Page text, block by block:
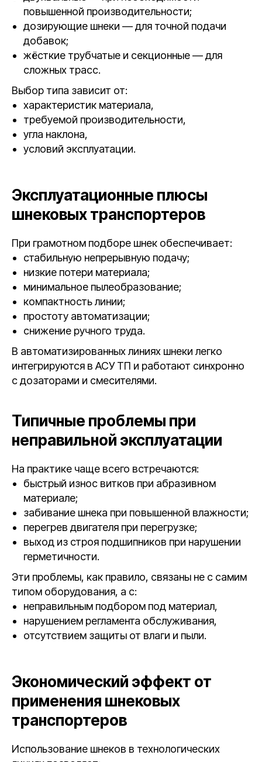
повышенной производительности;
дозирующие шнеки — для точной подачи
добавок;
жёсткие трубчатые и секционные — для
сложных трасс.
Выбор типа зависит от:
характеристик материала,
требуемой производительности,
угла наклона,
условий эксплуатации.
Эксплуатационные плюсы
шнековых транспортеров
При грамотном подборе шнек обеспечивает:
стабильную непрерывную подачу;
низкие потери материала;
минимальное пылеобразование;
компактность линии;
простоту автоматизации;
снижение ручного труда.
В автоматизированных линиях шнеки легко
интегрируются в АСУ ТП и работают синхронно
с дозаторами и смесителями.
Типичные проблемы при
неправильной эксплуатации
На практике чаще всего встречаются:
быстрый износ витков при абразивном
материале;
забивание шнека при повышенной влажности;
перегрев двигателя при перегрузке;
выход из строя подшипников при нарушении
герметичности.
Эти проблемы, как правило, связаны не с самим
типом оборудования, а с:
неправильным подбором под материал,
нарушением регламента обслуживания,
отсутствием защиты от влаги и пыли.
Экономический эффект от
применения шнековых
транспортеров
Использование шнеков в технологических